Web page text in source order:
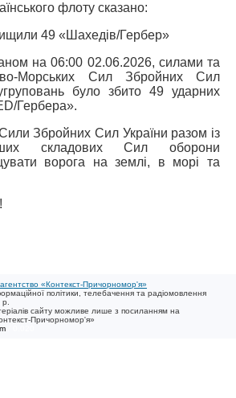
флоту сказано:
49 «Шахедів/Гербер»
на 06:00 02.06.2026, силами та
Морських Сил Збройних Сил
було збито 49 ударних
Гербера».
Збройних Сил України разом із
складових Сил оборони
ворога на землі, в морі та
«Контекст-Причорномор'я»
політики, телебачення та радіомовлення
сайту можливе лише з посиланням на
Причорномор'я»